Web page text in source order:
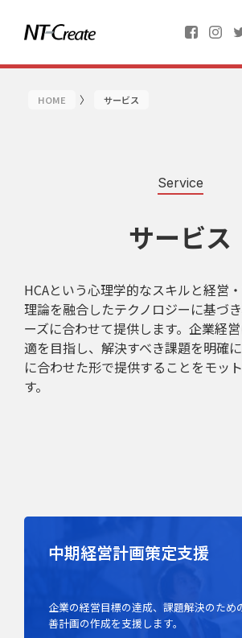
HOME 〉 サービス
Service
サービス
HCAという心理学的なスキルと経営
理論を融合したテクノロジーに基づ
ーズに合わせて提供します。企業経
適を目指し、解決すべき課題を明確
に合わせた形で提供することをモッ
す。
中期経営計画策定支援
企業の経営目標の達成、課題解決のため
善計画の作成を支援します。